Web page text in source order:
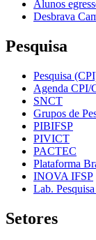
Alunos
Desbrava
Pesquisa
Pesquisa
Agenda CPI/
SNCT
Grupos de
PIBIFSP
PIVICT
PACTEC
Plataforma
INOVA IFSP
Lab.
Setores